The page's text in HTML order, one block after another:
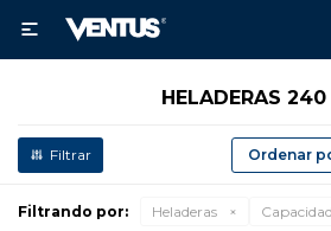

HELADERAS 240
Filtrando por: Heladeras